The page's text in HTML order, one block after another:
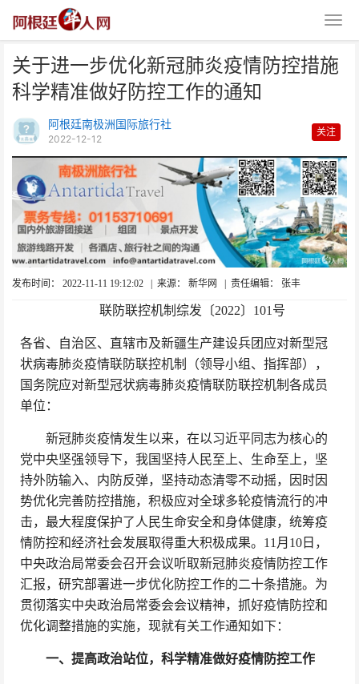
关于进一步优化新冠肺炎疫情防控措施
科学精准做好防控工作的通知
阿根廷南极洲国际旅行社
2022-12-12
关注
发布时间： 2022-11-11 19:12:02 来源： 新华网 责任编辑： 张丰
联防联控机制综发〔2022〕101号
各省、自治区、直辖市及新疆生产建设兵团应对新型冠
状病毒肺炎疫情联防联控机制（领导小组、指挥部），
国务院应对新型冠状病毒肺炎疫情联防联控机制各成员
单位：
新冠肺炎疫情发生以来，在以习近平同志为核心的
党中央坚强领导下，我国坚持人民至上、生命至上，坚
持外防输入、内防反弹，坚持动态清零不动摇，因时因
势优化完善防控措施，积极应对全球多轮疫情流行的冲
击，最大程度保护了人民生命安全和身体健康，统筹疫
情防控和经济社会发展取得重大积极成果。11月10日，
中央政治局常委会召开会议听取新冠肺炎疫情防控工作
汇报，研究部署进一步优化防控工作的二十条措施。为
贯彻落实中央政治局常委会会议精神，抓好疫情防控和
优化调整措施的实施，现就有关工作通知如下：
一、提高政治站位，科学精准做好疫情防控工作
关于进一步优化新冠肺炎疫情防控
措施 科学精准做好防控